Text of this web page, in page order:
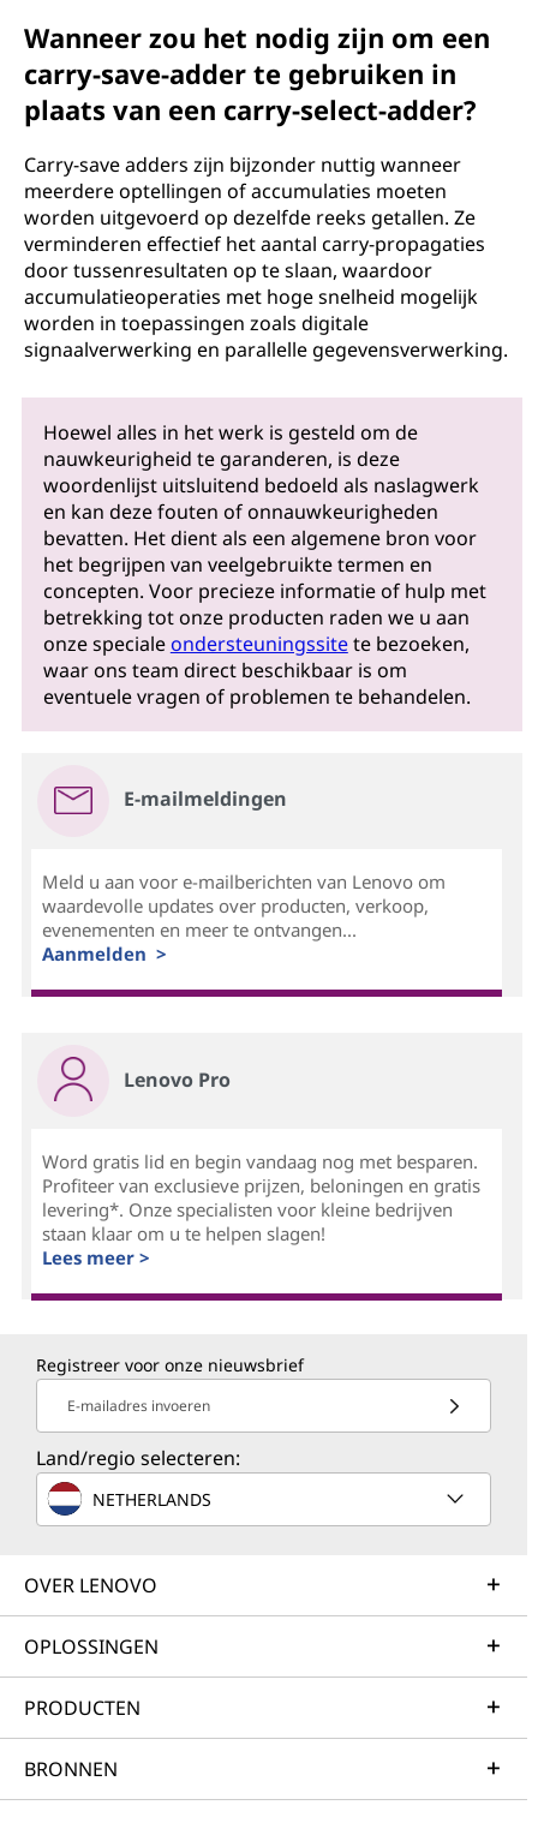
Wanneer zou het nodig zijn om een
carry-save-adder te gebruiken in
plaats van een carry-select-adder?
Carry-save adders zijn bijzonder nuttig wanneer
meerdere optellingen of accumulaties moeten
worden uitgevoerd op dezelfde reeks getallen. Ze
verminderen effectief het aantal carry-propagaties
door tussenresultaten op te slaan, waardoor
accumulatieoperaties met hoge snelheid mogelijk
worden in toepassingen zoals digitale
signaalverwerking en parallelle gegevensverwerking.
Hoewel alles in het werk is gesteld om de
nauwkeurigheid te garanderen, is deze
woordenlijst uitsluitend bedoeld als naslagwerk
en kan deze fouten of onnauwkeurigheden
bevatten. Het dient als een algemene bron voor
het begrijpen van veelgebruikte termen en
concepten. Voor precieze informatie of hulp met
betrekking tot onze producten raden we u aan
onze specialeondersteuningssitete bezoeken,
waar ons team direct beschikbaar is om
eventuele vragen of problemen te behandelen.
E-mailmeldingen
Meld u aan voor e-mailberichten van Lenovo om
waardevolle updates over producten, verkoop,
evenementen en meer te ontvangen...
Aanmelden >
Lenovo Pro
Word gratis lid en begin vandaag nog met besparen.
Profiteer van exclusieve prijzen, beloningen en gratis
levering*. Onze specialisten voor kleine bedrijven
staan klaar om u te helpen slagen!
Lees meer >
Registreer voor onze nieuwsbrief
E-mailadres invoeren
Land/regio selecteren:
NETHERLANDS
OVER LENOVO
OPLOSSINGEN
PRODUCTEN
BRONNEN